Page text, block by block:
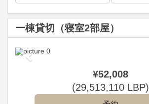
一棟貸切（寝室2部屋）
Previous
¥52,008
(29,513,110 LBP)